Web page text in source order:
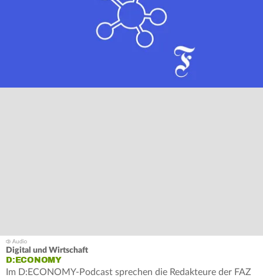
Digital und Wirtschaft
D:ECONOMY
Im D:ECONOMY-Podcast sprechen die Redakteure der FAZ